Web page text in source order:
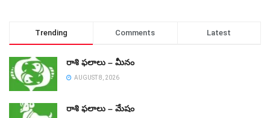
Trending Comments Latest
రాశి ఫలాలు – మీనం
AUGUST 8, 2026
రాశి ఫలాలు – మేషం